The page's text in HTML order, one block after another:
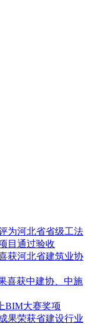
为河北省省级工法
目通过验收
获河北省建筑业协
喜获中建协、中施
BIM大赛奖项
果荣获省建设行业